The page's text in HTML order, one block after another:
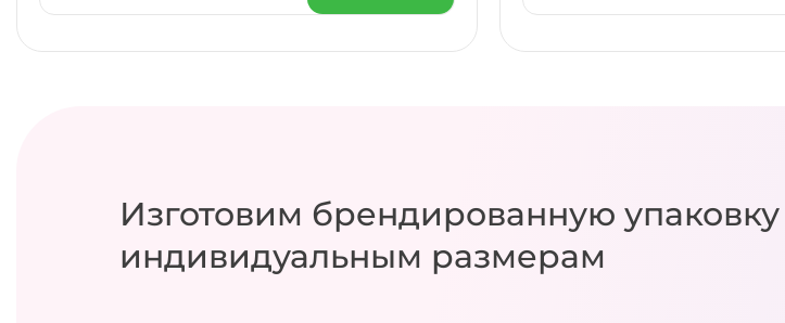
Изготовим брендированную упаковку
индивидуальным размерам